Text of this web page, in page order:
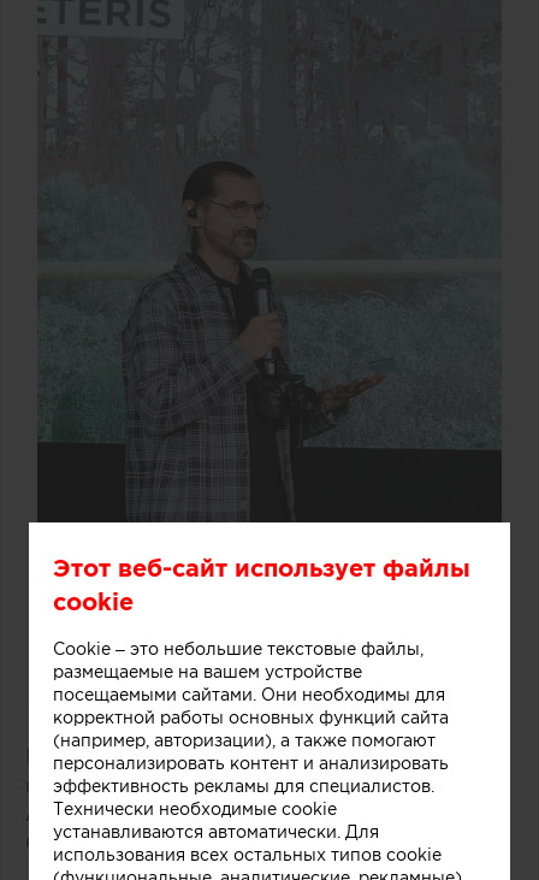
Победитель: проект «Бухта маленького
капитана»
Анастасия Топоева, Александр
Салько(«AT_архитектура дизайн»)
Этот веб-сайт использует файлы
cookie
Cookie – это небольшие текстовые файлы,
размещаемые на вашем устройстве
посещаемыми сайтами. Они необходимы для
корректной работы основных функций сайта
(например, авторизации), а также помогают
персонализировать контент и анализировать
эффективность рекламы для специалистов.
Технически необходимые cookie
устанавливаются автоматически. Для
использования всех остальных типов cookie